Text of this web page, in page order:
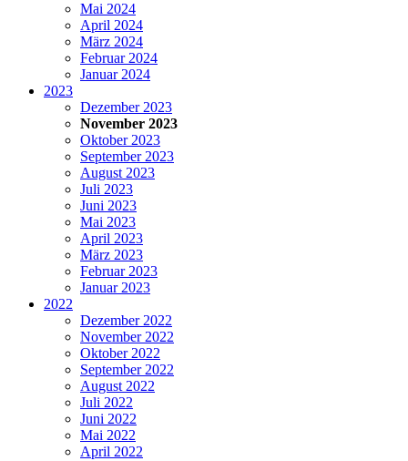
Mai 2024
April 2024
März 2024
Februar 2024
Januar 2024
2023
Dezember 2023
November 2023
Oktober 2023
September 2023
August 2023
Juli 2023
Juni 2023
Mai 2023
April 2023
März 2023
Februar 2023
Januar 2023
2022
Dezember 2022
November 2022
Oktober 2022
September 2022
August 2022
Juli 2022
Juni 2022
Mai 2022
April 2022